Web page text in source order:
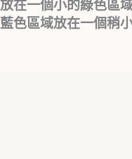
在一個小的綠色區
色區域放在一個稍